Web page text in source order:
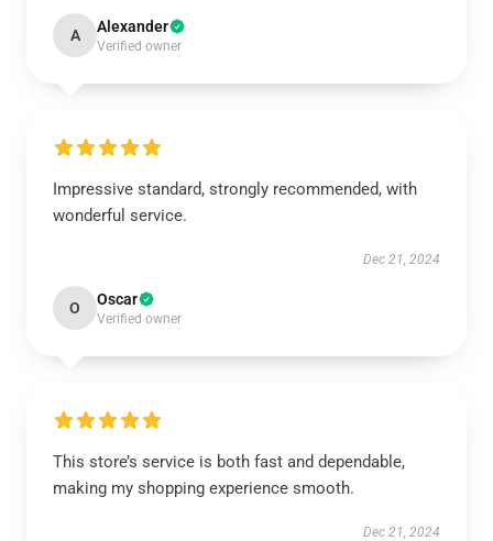
A Alexander
Verified owner
Impressive standard, strongly recommended, with
wonderful service.
Dec 21, 2024
O Oscar
Verified owner
This store’s service is both fast and dependable,
making my shopping experience smooth.
Dec 21, 2024